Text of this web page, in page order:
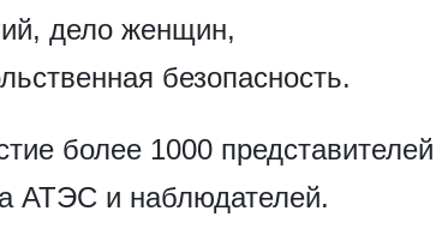
дело женщин,
безопасность.
более 1000 представителей
АТЭС и наблюдателей.